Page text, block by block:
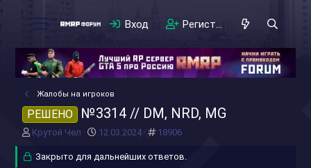
Вход Регистрация
Жалобы на игроков
РЕШЕНО №3314 // DM, NRD, MG
А
т
Крутой Чел
Д
т
12.03.2024 #18906
Закрыто для дальнейших ответов.